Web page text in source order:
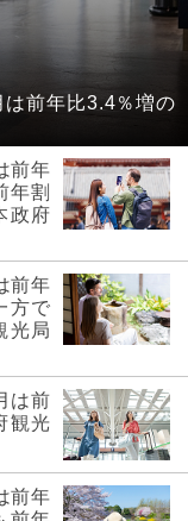
は前年比3.4％増の
前年
年割
政府
前年
方で
光局
は前
観光
前年